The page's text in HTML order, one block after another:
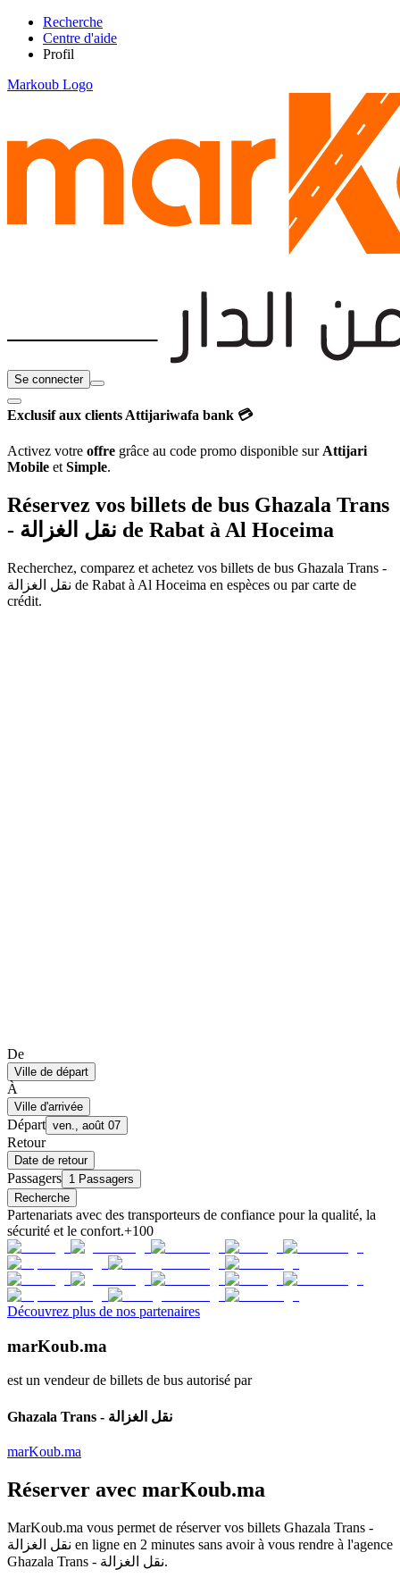
Recherche
Centre d'aide
Profil
Markoub Logo
Se connecter
Exclusif aux clients Attijariwafa bank 💳
Activez votre offre grâce au code promo disponible sur Attijari
Mobile et Simple.
Réservez vos billets de bus Ghazala Trans
- نقل الغزالة de Rabat à Al Hoceima
Recherchez, comparez et achetez vos billets de bus Ghazala Trans -
نقل الغزالة de Rabat à Al Hoceima en espèces ou par carte de
crédit.
De
Ville de départ
À
Ville d'arrivée
Départ ven., août 07
Retour
Date de retour
Passagers 1 Passagers
Recherche
Partenariats avec des transporteurs de confiance pour la qualité, la
sécurité et le confort.+100
Découvrez plus de nos partenaires
marKoub.ma
est un vendeur de billets de bus autorisé par
Ghazala Trans - نقل الغزالة
marKoub.ma
Réserver avec marKoub.ma
MarKoub.ma vous permet de réserver vos billets Ghazala Trans -
نقل الغزالة en ligne en 2 minutes sans avoir à vous rendre à l'agence
Ghazala Trans - نقل الغزالة.